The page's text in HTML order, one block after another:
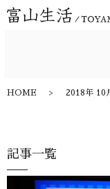
HOME 2018年 10
記事一覧